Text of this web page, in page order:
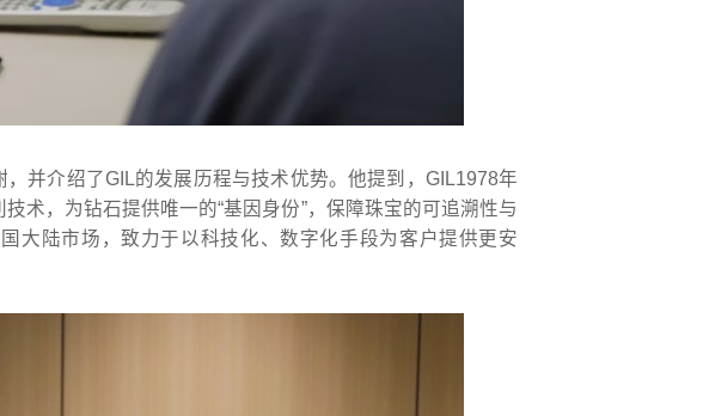
并介绍了GIL的发展历程与技术优势。他提到，GIL1978年
术，为钻石提供唯一的“基因身份”，保障珠宝的可追溯性与
大陆市场，致力于以科技化、数字化手段为客户提供更安